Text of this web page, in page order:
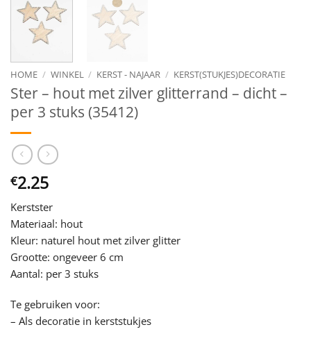
HOME / WINKEL / KERST - NAJAAR / KERST(STUKJES)DECORATIE
Ster – hout met zilver glitterrand – dicht –
per 3 stuks (35412)
€2.25
Kerstster
Materiaal: hout
Kleur: naturel hout met zilver glitter
Grootte: ongeveer 6 cm
Aantal: per 3 stuks
Te gebruiken voor:
– Als decoratie in kerststukjes